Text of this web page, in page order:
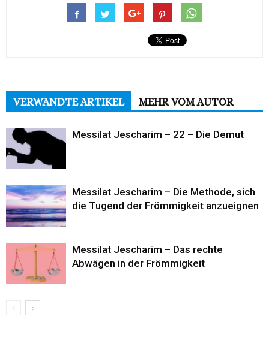
VERWANDTE ARTIKEL MEHR VOM AUTOR
Messilat Jescharim – 22 – Die Demut
Messilat Jescharim – Die Methode, sich
die Tugend der Frömmigkeit anzueignen
Messilat Jescharim – Das rechte
Abwägen in der Frömmigkeit